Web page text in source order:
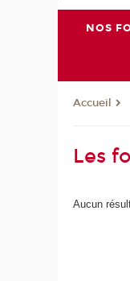
NOS
Accueil
Les
Aucun